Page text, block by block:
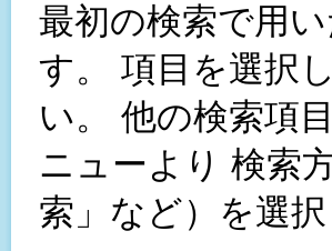
最初の検索で用
す。 項目を選択
い。 他の検索項
ニューより 検索
索」など）を選